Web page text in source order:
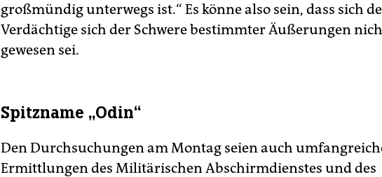
großmündig unterwegs ist.“ Es könne also sein, dass sich
Verdächtige sich der Schwere bestimmter Äußerungen
gewesen sei.
Spitzname „Odin“
Den Durchsuchungen am Montag seien auch
Ermittlungen des Militärischen Abschirmdienstes und des